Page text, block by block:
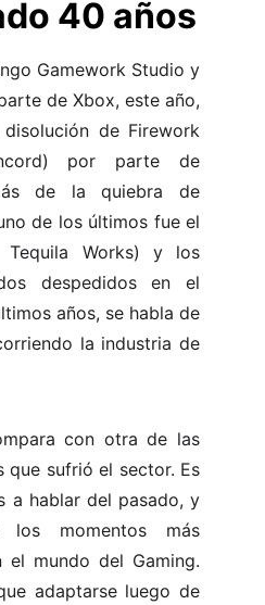
40 años
Gamework Studio y
de Xbox, este año,
de Firework
por parte de
de la quiebra de
de los últimos fue el
Tequila Works) y los
despedidos en el
años, se habla de
la industria de
con otra de las
que sufrió el sector. Es
a hablar del pasado, y
momentos más
el mundo del Gaming.
adaptarse luego de